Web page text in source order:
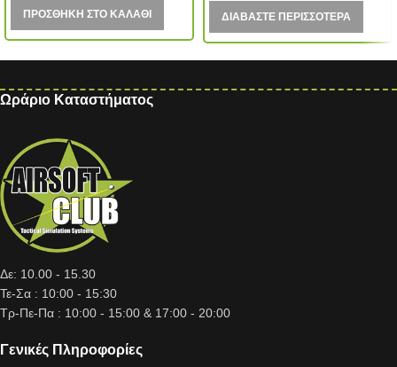
ΠΡΟΣΘΉΚΗ ΣΤΟ ΚΑΛΆΘΙ ΔΙΑΒΆΣΤΕ ΠΕΡΙΣΣΌΤΕΡΑ
Ωράριο Καταστήματος
Δε: 10.00 - 15.30
Τε-Σα : 10:00 - 15:30
Τρ-Πε-Πα : 10:00 - 15:00 & 17:00 - 20:00
Γενικές Πληροφορίες